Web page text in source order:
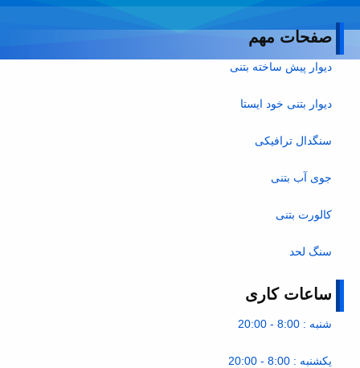
صفحات مهم
دیوار پیش ساخته بتنی
دیوار بتنی خود ایستا
سنگدال ترافیکی
جوی آب بتنی
کالورت بتنی
سنگ لحد
ساعات کاری
شنبه : 8:00 - 20:00
یکشنبه : 8:00 - 20:00